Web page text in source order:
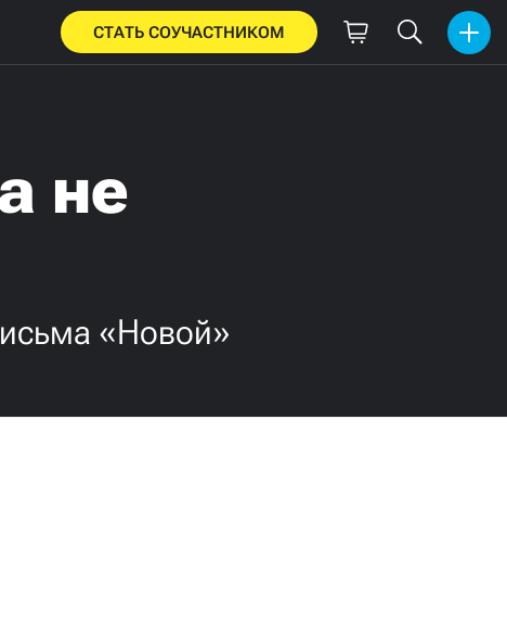
СТАТЬ СОУЧАСТНИКОМ
не
«Новой»